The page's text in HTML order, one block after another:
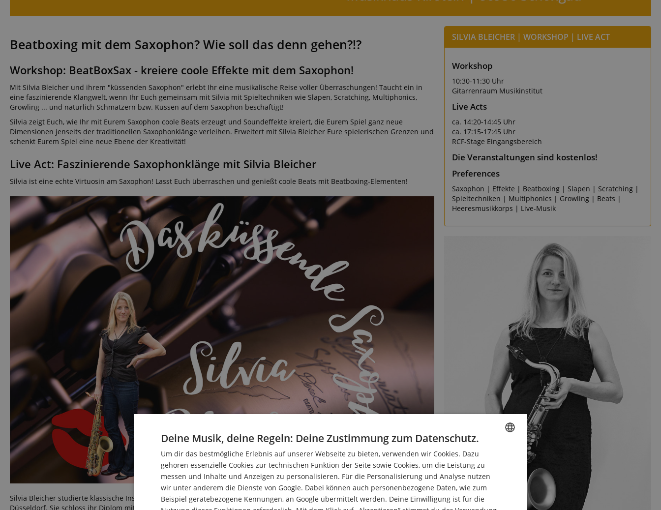
Beatboxing mit dem Saxophon? Wie soll das denn gehen?!?
Workshop: BeatBoxSax - kreiere coole Effekte mit dem Saxophon!
Mit Silvia Bleicher und ihrem "küssenden Saxophon" erlebt Ihr eine musikalische Reise voller Überraschungen! Taucht ein in
eine faszinierende Klangwelt, wenn Ihr Euch gemeinsam mit Silvia mit Spieltechniken wie Slapen, Scratching, Multiphonics,
Growling ... und natürlich Schmatzern bzw. Küssen auf dem Saxophon beschäftigt!
Silvia zeigt Euch, wie Ihr mit Eurem Saxophon coole Beats erzeugt und Soundeffekte kreiert, die Eurem Spiel ganz neue
Dimensionen jenseits der traditionellen Saxophonklänge verleihen. Erweitert mit Silvia Bleicher Eure spielerischen Grenzen und
schenkt Eurem Spiel eine neue Ebene der Kreativität!
Live Act: Faszinierende Saxophonklänge mit Silvia Bleicher
Silvia ist eine echte Virtuosin am Saxophon! Lasst Euch überraschen und genießt coole Beats mit Beatboxing-Elementen!
Silvia Bleicher studierte klassische Instrumentalausbildung im Fach Saxophon an der Robert-Schumann-Hochschule in
Düsseldorf. Sie schloss ihr Diplom mit Bestnote ab. Seit 2009 ist sie beim Heeresmusikkorps Ulm als Saxophonistin tätig.
SILVIA BLEICHER | WORKSHOP | LIVE ACT
Workshop
10:30-11:30 Uhr
Gitarrenraum Musikinstitut
Live Acts
ca. 14:20-14:45 Uhr
ca. 17:15-17:45 Uhr
RCF-Stage Eingangsbereich
Die Veranstaltungen sind kostenlos!
Preferences
Saxophon | Effekte | Beatboxing | Slapen | Scratching |
Spieltechniken | Multiphonics | Growling | Beats |
Heeresmusikkorps | Live-Musik
DUTCH
Deine Musik, deine Regeln: Deine Zustimmung zum Datenschutz.
Um dir das bestmögliche Erlebnis auf unserer Webseite zu bieten, verwenden wir Cookies. Dazu
gehören essenzielle Cookies zur technischen Funktion der Seite sowie Cookies, um die Leistung zu
messen und Inhalte und Anzeigen zu personalisieren. Für die Personalisierung und Analyse nutzen
wir unter anderem die Dienste von Google. Dabei können auch personenbezogene Daten, wie zum
Beispiel gerätebezogene Kennungen, an Google übermittelt werden. Deine Einwilligung ist für die